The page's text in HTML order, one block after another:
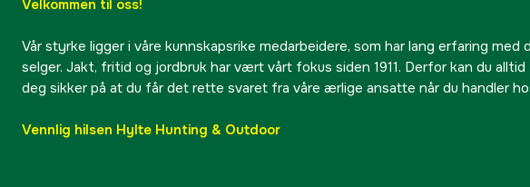
Velkommen til oss!
Vår styrke ligger i våre kunnskapsrike medarbeidere, som har lang erfaring med
selger. Jakt, fritid og jordbruk har vært vårt fokus siden 1911. Derfor kan du alltid
deg sikker på at du får det rette svaret fra våre ærlige ansatte når du handler
Vennlig hilsen Hylte Hunting & Outdoor